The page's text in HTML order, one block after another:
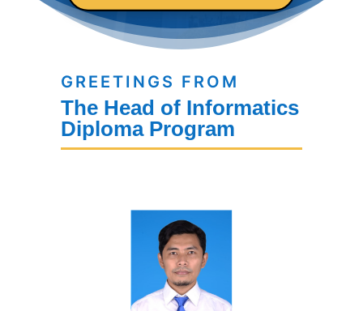
GREETINGS FROM
The Head of Informatics
Diploma Program